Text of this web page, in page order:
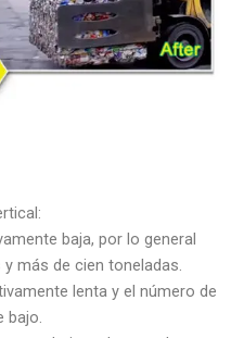
baja, por lo general
más de cien toneladas.
lenta y el número de